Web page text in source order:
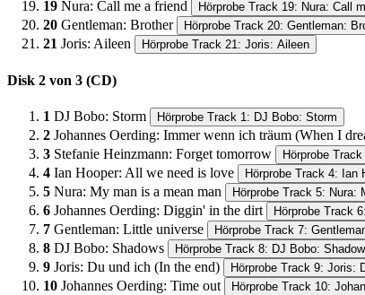
19 Nura: Call me a friend Hörprobe Track 19: Nura: Call
20 Gentleman: Brother Hörprobe Track 20: Gentleman:
21 Joris: Aileen Hörprobe Track 21: Joris: Aileen
Disk 2 von 3 (CD)
1 DJ Bobo: Storm Hörprobe Track 1: DJ Bobo: Storm
2 Johannes Oerding: Immer wenn ich träum (When I
3 Stefanie Heinzmann: Forget tomorrow Hörprobe
4 Ian Hooper: All we need is love Hörprobe Track 4: Ian
5 Nura: My man is a mean man Hörprobe Track 5: Nura:
6 Johannes Oerding: Diggin' in the dirt Hörprobe Track
7 Gentleman: Little universe Hörprobe Track 7:
8 DJ Bobo: Shadows Hörprobe Track 8: DJ Bobo:
9 Joris: Du und ich (In the end) Hörprobe Track 9: Joris:
10 Johannes Oerding: Time out Hörprobe Track 10: